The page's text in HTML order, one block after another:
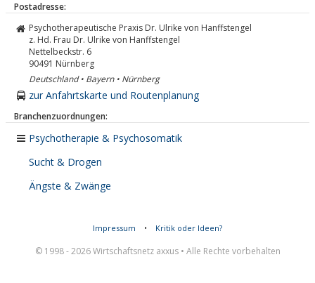
Postadresse:
Psychotherapeutische Praxis Dr. Ulrike von Hanffstengel
z. Hd. Frau Dr. Ulrike von Hanffstengel
Nettelbeckstr. 6
90491 Nürnberg
Deutschland • Bayern • Nürnberg
zur Anfahrtskarte und Routenplanung
Branchenzuordnungen:
Psychotherapie & Psychosomatik
Sucht & Drogen
Ängste & Zwänge
Impressum • Kritik oder Ideen?
© 1998 - 2026 Wirtschaftsnetz axxus • Alle Rechte vorbehalten